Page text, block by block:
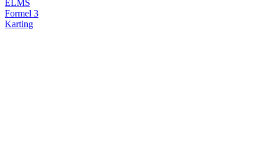
ELMS
Formel 3
Karting